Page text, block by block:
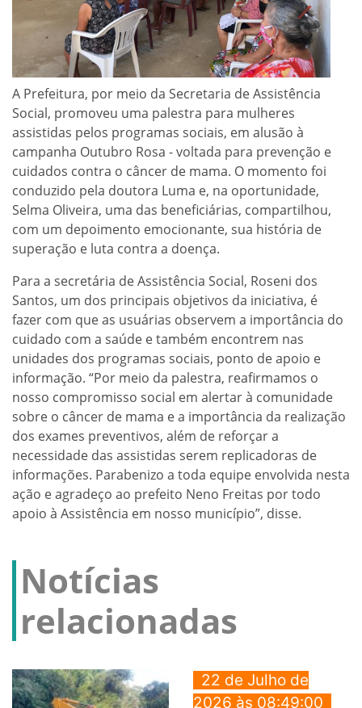
A Prefeitura, por meio da Secretaria de Assistência
Social, promoveu uma palestra para mulheres
assistidas pelos programas sociais, em alusão à
campanha Outubro Rosa - voltada para prevenção e
cuidados contra o câncer de mama. O momento foi
conduzido pela doutora Luma e, na oportunidade,
Selma Oliveira, uma das beneficiárias, compartilhou,
com um depoimento emocionante, sua história de
superação e luta contra a doença.
Para a secretária de Assistência Social, Roseni dos
Santos, um dos principais objetivos da iniciativa, é
fazer com que as usuárias observem a importância do
cuidado com a saúde e também encontrem nas
unidades dos programas sociais, ponto de apoio e
informação. “Por meio da palestra, reafirmamos o
nosso compromisso social em alertar à comunidade
sobre o câncer de mama e a importância da realização
dos exames preventivos, além de reforçar a
necessidade das assistidas serem replicadoras de
informações. Parabenizo a toda equipe envolvida nesta
ação e agradeço ao prefeito Neno Freitas por todo
apoio à Assistência em nosso município”, disse.
Notícias
relacionadas
22 de Julho de
2026 às 08:49:00